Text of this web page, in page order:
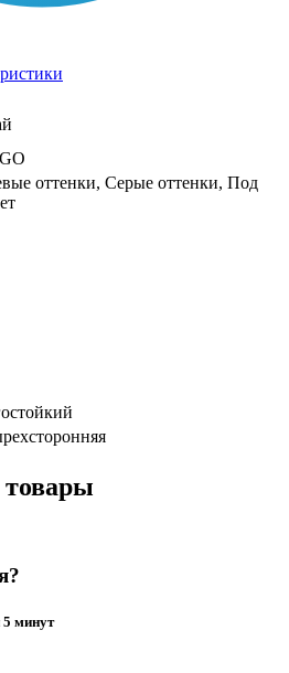
оттенки, Серые оттенки, Под
минут